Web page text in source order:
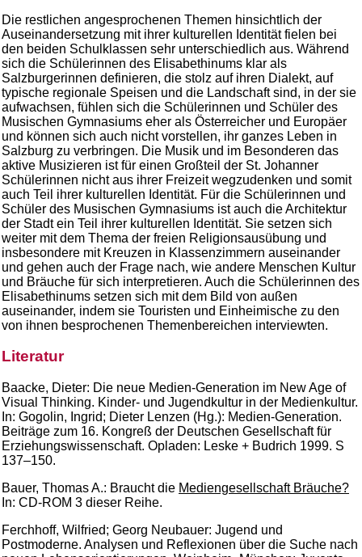
Die restlichen angesprochenen Themen hinsichtlich der
Auseinandersetzung mit ihrer kulturellen Identität fielen bei
den beiden Schulklassen sehr unterschiedlich aus. Während
sich die Schülerinnen des Elisabethinums klar als
Salzburgerinnen definieren, die stolz auf ihren Dialekt, auf
typische regionale Speisen und die Landschaft sind, in der sie
aufwachsen, fühlen sich die Schülerinnen und Schüler des
Musischen Gymnasiums eher als Österreicher und Europäer
und können sich auch nicht vorstellen, ihr ganzes Leben in
Salzburg zu verbringen. Die Musik und im Besonderen das
aktive Musizieren ist für einen Großteil der St. Johanner
Schülerinnen nicht aus ihrer Freizeit wegzudenken und somit
auch Teil ihrer kulturellen Identität. Für die Schülerinnen und
Schüler des Musischen Gymnasiums ist auch die Architektur
der Stadt ein Teil ihrer kulturellen Identität. Sie setzen sich
weiter mit dem Thema der freien Religionsausübung und
insbesondere mit Kreuzen in Klassenzimmern auseinander
und gehen auch der Frage nach, wie andere Menschen Kultur
und Bräuche für sich interpretieren. Auch die Schülerinnen des
Elisabethinums setzen sich mit dem Bild von außen
auseinander, indem sie Touristen und Einheimische zu den
von ihnen besprochenen Themenbereichen interviewten.
Literatur
Baacke, Dieter: Die neue Medien-Generation im New Age of
Visual Thinking. Kinder- und Jugendkultur in der Medienkultur.
In: Gogolin, Ingrid; Dieter Lenzen (Hg.): Medien-Generation.
Beiträge zum 16. Kongreß der Deutschen Gesellschaft für
Erziehungswissenschaft. Opladen: Leske + Budrich 1999. S
137–150.
Bauer, Thomas A.: Braucht die Mediengesellschaft Bräuche?
In: CD-ROM 3 dieser Reihe.
Ferchhoff, Wilfried; Georg Neubauer: Jugend und
Postmoderne. Analysen und Reflexionen über die Suche nach